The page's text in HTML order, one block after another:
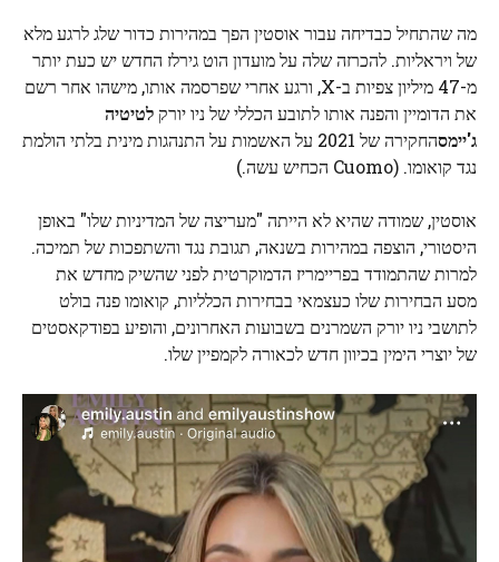
מה שהתחיל כבדיחה עבור אוסטין הפך במהירות כדור שלג לרגע מלא
של ויראליות. להכרזה שלה על מועדון הוט גירלז החדש יש כעת יותר
מ-47 מיליון צפיות ב-X, ורגע אחרי שפרסמה אותו, מישהו אחר רשם
את הדומיין והפנה אותו לתובע הכללי של ניו יורק לטיטיה
ג'יימס
החקירה של 2021 על האשמות על התנהגות מינית בלתי הולמת
נגד קואומו. (Cuomo הכחיש עשה.)
אוסטין, שמודה שהיא לא הייתה "מעריצה של המדיניות שלו" באופן
היסטורי, הוצפה במהירות בשנאה, תגובת נגד והשתפכות של תמיכה.
למרות שהתמודד בפריימריז הדמוקרטית לפני שהשיק מחדש את
מסע הבחירות שלו כעצמאי בבחירות הכלליות, קואומו פנה בולט
לתושבי ניו יורק השמרנים בשבועות האחרונים, והופיע בפודקאסטים
של יוצרי הימין בכיוון חדש לכאורה לקמפיין שלו.